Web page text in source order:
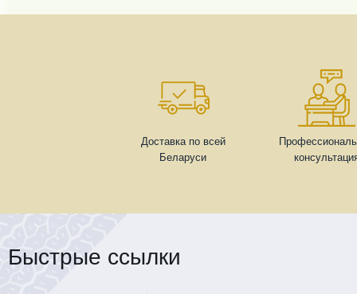
Доставка по всей
Беларуси
Быстрые ссылки